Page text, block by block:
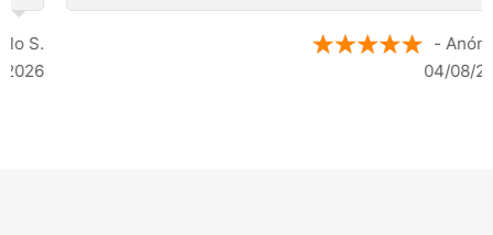
- Anónimo
04/08/2026